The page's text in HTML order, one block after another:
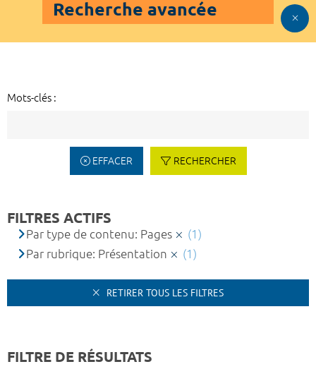
Recherche avancée
Mots-clés :
EFFACER RECHERCHER
FILTRES ACTIFS
Par type de contenu: Pages
(1)
Par rubrique: Présentation
(1)
RETIRER TOUS LES FILTRES
FILTRE DE RÉSULTATS